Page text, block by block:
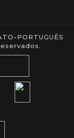
PORTUGUÊS